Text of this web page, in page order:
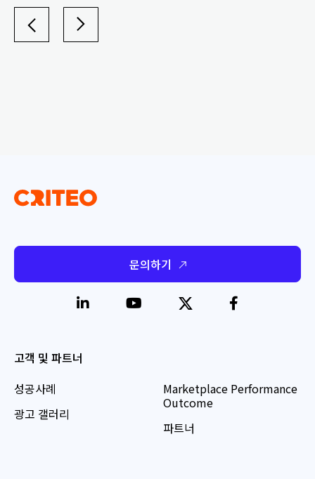
문의하기
고객 및 파트너
성공사례
광고 갤러리
Marketplace Performance
Outcome
파트너